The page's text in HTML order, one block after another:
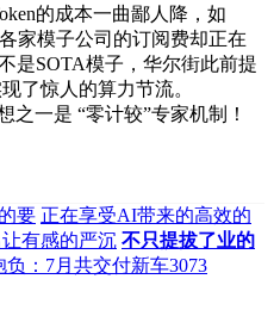
的成本一曲鄙人降，如
家模子公司的订阅费却正在
是SOTA模子，华尔街此前提
了惊人的算力节流。
之一是 “零计较”专家机制！
要 正在享受AI带来的高效的
有感的严沉 不只提拔了业的
负：7月共交付新车3073